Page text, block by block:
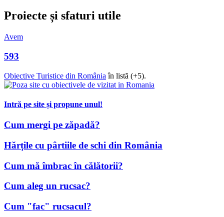
Proiecte și sfaturi utile
Avem
593
Obiective Turistice din România în listă (+5).
Intră pe site și propune unul!
Cum mergi pe zăpadă?
Hărțile cu pârtiile de schi din România
Cum mă îmbrac în călătorii?
Cum aleg un rucsac?
Cum "fac" rucsacul?